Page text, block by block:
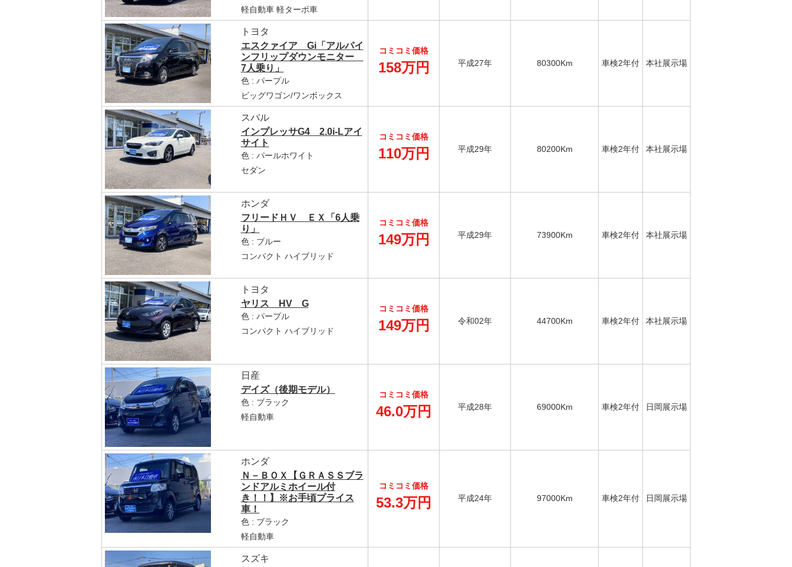
軽自動車 軽ターボ車
トヨタ
エスクァイア Gi「アルパイ
ンフリップダウンモニター
7人乗り」
色 : パープル
ビッグワゴン/ワンボックス
コミコミ価格
158万円 平成27年 80300Km 車検2年付 本社展示場
スバル
インプレッサG4 2.0i-Lアイ
サイト
色 : パールホワイト
セダン
コミコミ価格
110万円 平成29年 80200Km 車検2年付 本社展示場
ホンダ
フリードＨＶ ＥＸ「6人乗
り」
色 : ブルー
コンパクト ハイブリッド
コミコミ価格
149万円 平成29年 73900Km 車検2年付 本社展示場
トヨタ
ヤリス HV G
色 : パープル
コンパクト ハイブリッド
コミコミ価格
149万円 令和02年 44700Km 車検2年付 本社展示場
日産
デイズ（後期モデル）
色 : ブラック
軽自動車
コミコミ価格
46.0万円 平成28年 69000Km 車検2年付 日岡展示場
ホンダ
Ｎ－ＢＯＸ【ＧＲＡＳＳブラ
ンドアルミホイール付
き！！】※お手頃プライス
車！
色 : ブラック
軽自動車
コミコミ価格
53.3万円 平成24年 97000Km 車検2年付 日岡展示場
スズキ